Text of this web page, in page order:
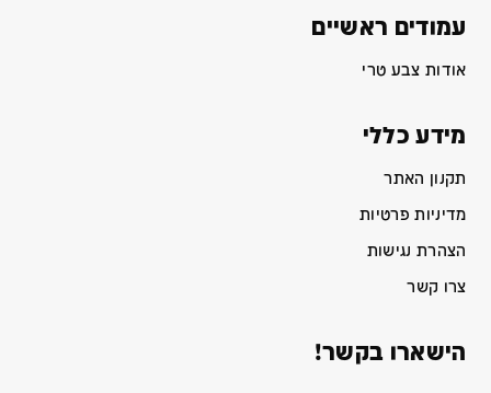
עמודים ראשיים
אודות צבע טרי
מידע כללי
תקנון האתר
מדיניות פרטיות
הצהרת נגישות
צרו קשר
הישארו בקשר!